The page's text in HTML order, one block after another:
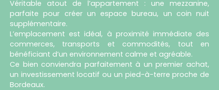
Véritable atout de l’appartement : une mezzanine,
parfaite pour créer un espace bureau, un coin nuit
supplémentaire.
L’emplacement est idéal, à proximité immédiate des
commerces, transports et commodités, tout en
bénéficiant d’un environnement calme et agréable.
Ce bien conviendra parfaitement à un premier achat,
un investissement locatif ou un pied-à-terre proche de
Bordeaux.